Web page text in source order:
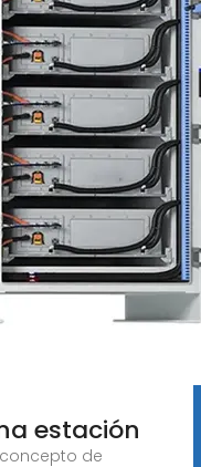
estación
concepto de